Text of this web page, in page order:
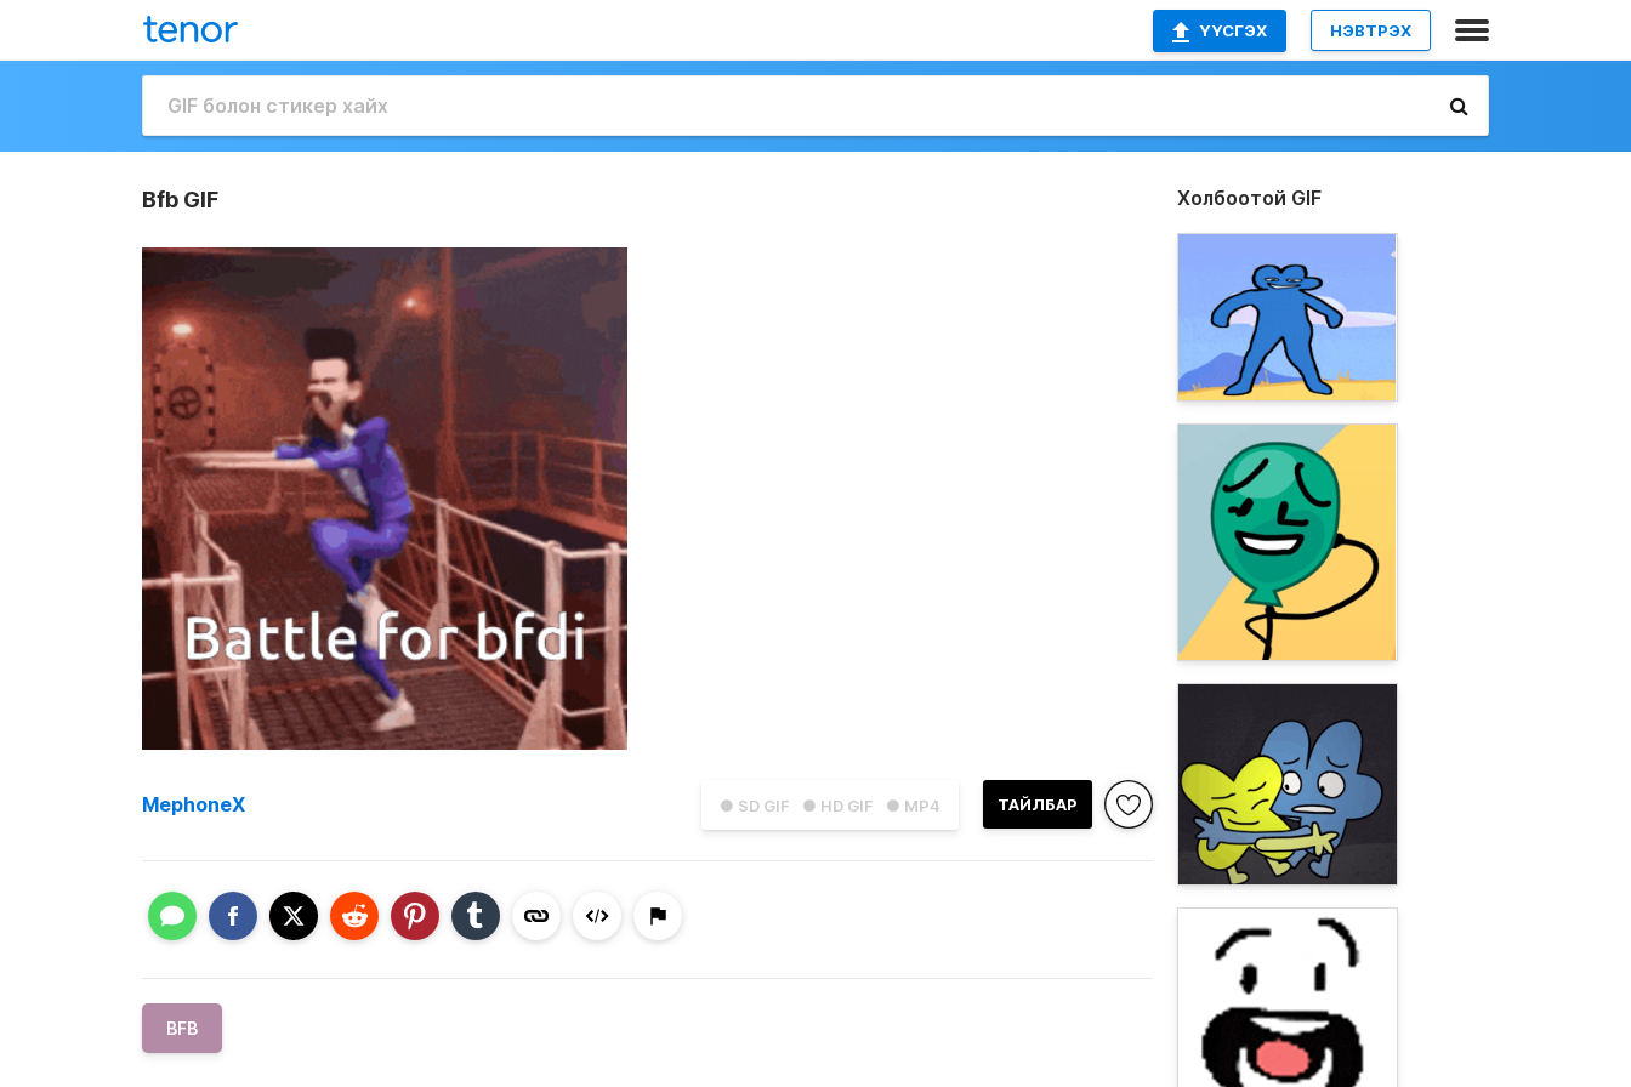
ҮҮСГЭХ НЭВТРЭХ
Bfb GIF
● SD GIF ● HD GIF ● MP4 ТАЙЛБАР
MephoneX
BFB
Холбоотой GIF